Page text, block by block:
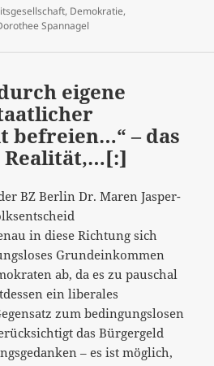
Arbeitsgesellschaft?“
„unaufgeregt“…
[:]
, Demokratie,
Spannagel
eigene
befreien…“ – das
Realität,…[:]
BZ Berlin Dr. Maren Jasper-
in diese Richtung sich
Grundeinkommen
ab, da es zu pauschal
ein liberales
zum bedingungslosen
das Bürgergeld
– es ist möglich,